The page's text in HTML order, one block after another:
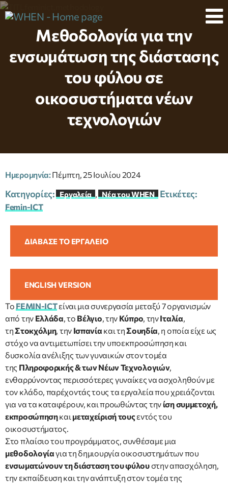
Μεθοδολογία για την
ενσωμάτωση της διάστασης
του φύλου σε
οικοσυστήματα νέων
τεχνολογιών
Ημερομηνία:Πέμπτη, 25 Ιουλίου 2024
Κατηγορίες: Εργαλεία , Νέα του WHEN Ετικέτες:
Femin-ICT
ΔΙΑΒΑΣΕ ΤΟ ΕΡΓΑΛΕΙΟ
ENGLISH VERSION
Το FEMIN-ICTείναι μια συνεργασία μεταξύ 7 οργανισμών
από την Ελλάδα, το Βέλγιο, την Κύπρο, τηνΙταλία,
τηΣτοκχόλμη, την Ισπανία και τηΣουηδία, η οποία είχε ως
στόχο να αντιμετωπίσει την υποεκπροσώπηση και
δυσκολία ανέλιξης των γυναικών στον τομέα
της Πληροφορικής & των Νέων Τεχνολογιών,
ενθαρρύνοντας περισσότερες γυναίκες να ασχοληθούν με
τον κλάδο, παρέχοντάς τους τα εργαλεία που χρειάζονται
για να τα καταφέρουν, και προωθώντας τηνίση συμμετοχή,
εκπροσώπησηκαι μεταχείρισή τουςεντός του
οικοσυστήματος.
Στο πλαίσιο του προγράμματος, συνθέσαμε μια
μεθοδολογίαγια τη δημιουργία οικοσυστημάτων που
ενσωματώνουν τη διάσταση του φύλουστην απασχόληση,
την εκπαίδευση και την ανάπτυξη στον τομέα της